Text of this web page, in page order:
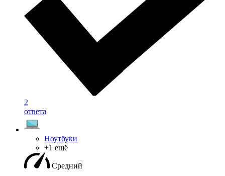
2
ответа
Ноутбуки
+1 ещё
Средний